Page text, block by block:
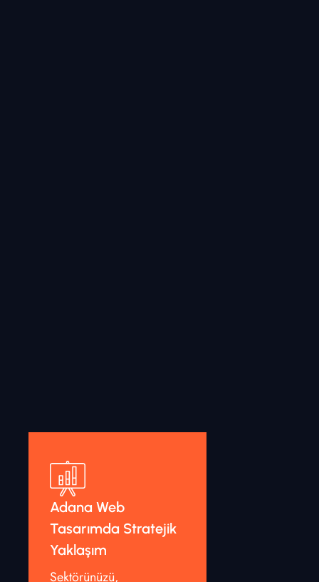
Adana Web
Tasarımda Stratejik
Yaklaşım
Sektörünüzü,